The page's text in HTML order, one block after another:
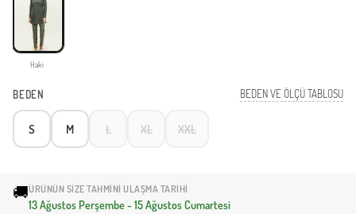
Haki
BEDEN BEDEN VE ÖLÇÜ TABLOSU
S M L XL XXL
🚚ÜRÜNÜN SIZE TAHMINI ULAŞMA TARIHI
13 Ağustos Perşembe - 15 Ağustos Cumartesi